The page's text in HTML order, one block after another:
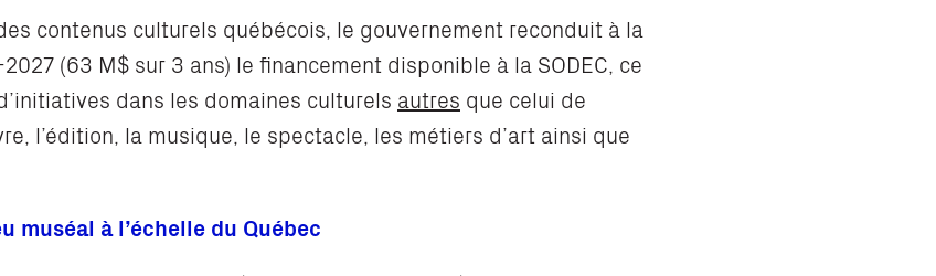
contenus culturels québécois, le gouvernement reconduit à la
(63 M$ sur 3 ans) le financement disponible à la SODEC, ce
dans les domaines culturels autres que celui de
l’édition, la musique, le spectacle, les métiers d’art ainsi que
à l’échelle du Québec